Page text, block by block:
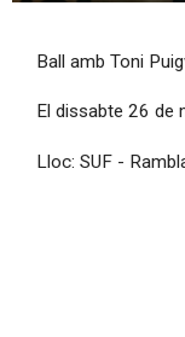
Ball amb Toni
El dissabte 26 de
Lloc: SUF -